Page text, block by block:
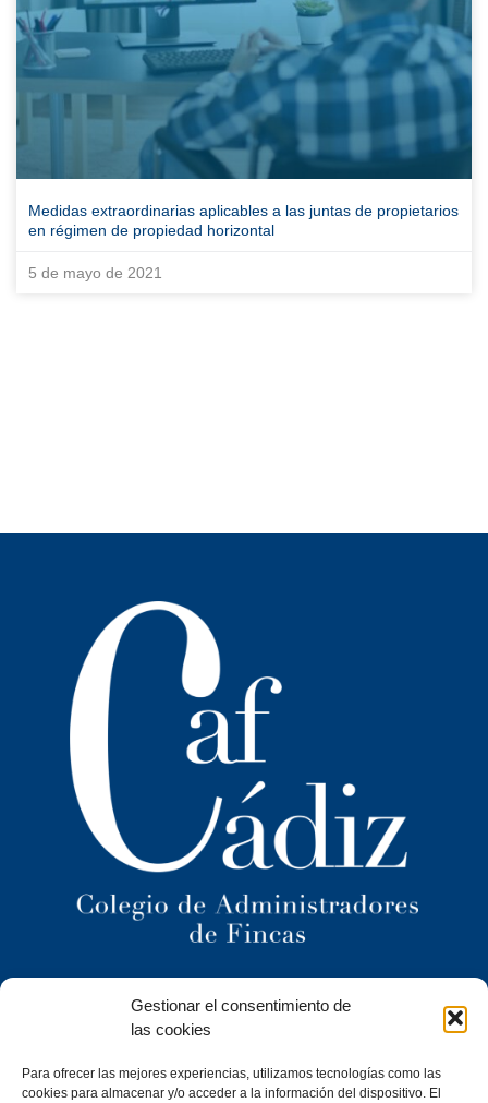
Gestionar el consentimiento de
las cookies
Para ofrecer las mejores experiencias, utilizamos tecnologías como las
cookies para almacenar y/o acceder a la información del dispositivo. El
Medidas extraordinarias aplicables a las juntas de propietarios
en régimen de propiedad horizontal
5 de mayo de 2021
Ilustre Colegio Territorial
de Administradores de Fincas
de Cádiz y
C/ Caracuel, 24-1º Izq · 11402 Jerez de la Frontera (Cádiz)